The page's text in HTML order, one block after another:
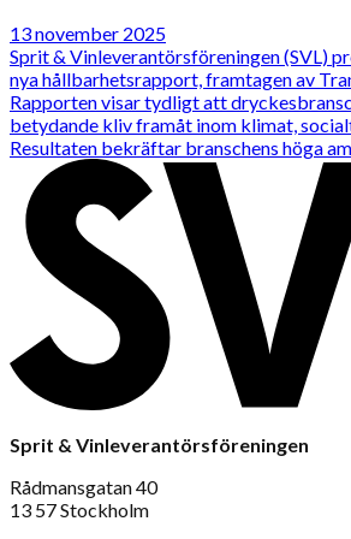
13 november 2025
Sprit & Vinleverantörsföreningen (SVL)
nya hållbarhetsrapport, framtagen av
Rapporten visar tydligt att
betydande kliv framåt inom klimat,
Resultaten bekräftar branschens höga
Sprit & Vinleverantörsföreningen
Rådmansgatan 40
13 57 Stockholm